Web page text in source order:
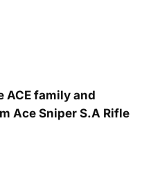
ACE family and
Ace Sniper S.A Rifle